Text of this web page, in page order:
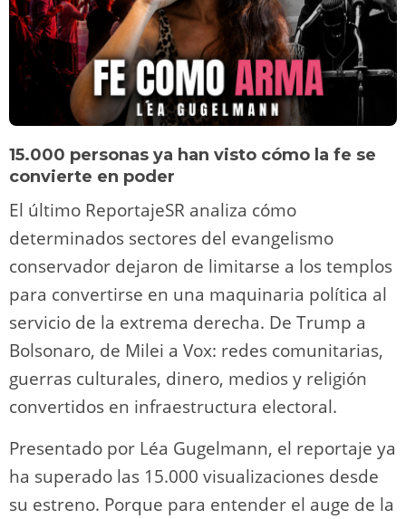
15.000 personas ya han visto cómo la fe se
convierte en poder
El último ReportajeSR analiza cómo
determinados sectores del evangelismo
conservador dejaron de limitarse a los templos
para convertirse en una maquinaria política al
servicio de la extrema derecha. De Trump a
Bolsonaro, de Milei a Vox: redes comunitarias,
guerras culturales, dinero, medios y religión
convertidos en infraestructura electoral.
Presentado por Léa Gugelmann, el reportaje ya
ha superado las 15.000 visualizaciones desde
su estreno. Porque para entender el auge de la